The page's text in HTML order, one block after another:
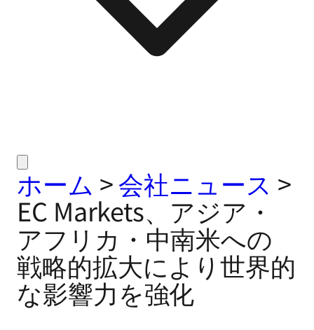
ホーム >会社ニュース >
EC Markets、アジア・
アフリカ・中南米への
戦略的拡大により世界的
な影響力を強化